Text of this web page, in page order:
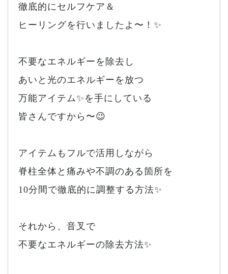
徹底的にセルフケア＆
ヒーリングを行いましたよ〜！✨
不要なエネルギーを除去し
あいと光のエネルギーを放つ
万能アイテム✨を手にしている
皆さんですから〜😉
アイテムもフルで活用しながら
脊柱全体と痛みや不調のある箇所を
10分間で徹底的に調整する方法✨
それから、音叉で
不要なエネルギーの除去方法✨